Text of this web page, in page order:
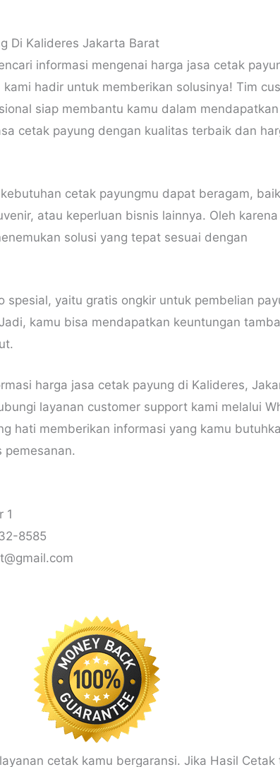
Di Kalideres Jakarta Barat
informasi mengenai harga jasa cetak
hadir untuk memberikan solusinya! Tim
siap membantu kamu dalam mendapatkan
cetak payung dengan kualitas terbaik dan
cetak payungmu dapat beragam,
atau keperluan bisnis lainnya. Oleh
solusi yang tepat sesuai dengan
spesial, yaitu gratis ongkir untuk pembelian
kamu bisa mendapatkan keuntungan
harga jasa cetak payung di Kalideres,
layanan customer support kami melalui
hati memberikan informasi yang kamu
pemesanan.
1
8585
cetak kamu bergaransi. Jika Hasil Cetak